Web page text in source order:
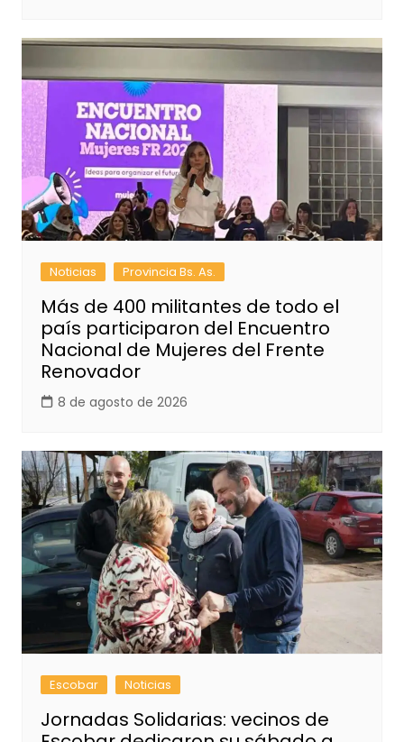
Noticias Provincia Bs. As.
Más de 400 militantes de todo el
país participaron del Encuentro
Nacional de Mujeres del Frente
Renovador
8 de agosto de 2026
Escobar Noticias
Jornadas Solidarias: vecinos de